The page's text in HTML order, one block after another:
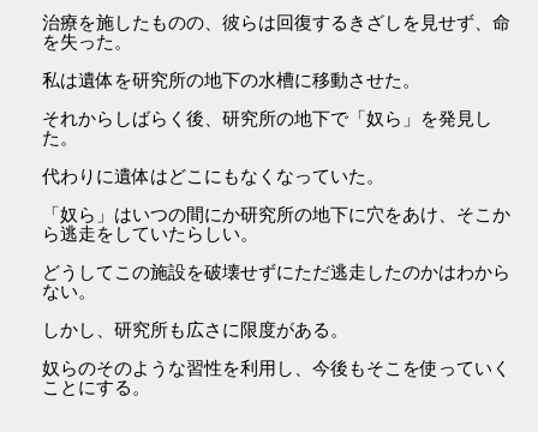
治療を施したものの、彼らは回復するきざしを見せず、命
を失った。
私は遺体を研究所の地下の水槽に移動させた。
それからしばらく後、研究所の地下で「奴ら」を発見し
た。
代わりに遺体はどこにもなくなっていた。
「奴ら」はいつの間にか研究所の地下に穴をあけ、そこか
ら逃走をしていたらしい。
どうしてこの施設を破壊せずにただ逃走したのかはわから
ない。
しかし、研究所も広さに限度がある。
奴らのそのような習性を利用し、今後もそこを使っていく
ことにする。